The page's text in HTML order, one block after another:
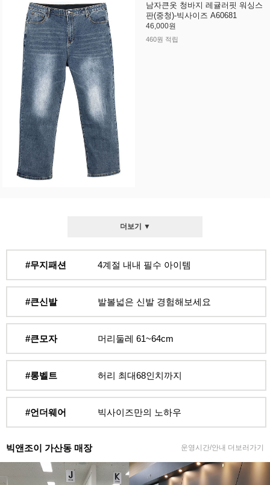
남자큰옷 청바지 레귤러핏 워싱스
판(중청)-빅사이즈 A60681
46,000원
460원 적립
더보기 ▼
#무지패션 4계절 내내 필수 아이템
#큰신발 발볼넓은 신발 경험해보세요
#큰모자 머리둘레 61~64cm
#롱벨트 허리 최대68인치까지
#언더웨어 빅사이즈만의 노하우
빅앤조이 가산동 매장 운영시간/안내 더보러가기